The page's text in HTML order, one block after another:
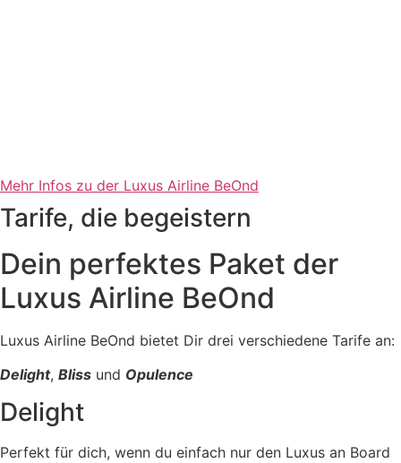
Mehr Infos zu der Luxus Airline BeOnd
Tarife, die begeistern
Dein perfektes Paket der
Luxus Airline BeOnd
Luxus Airline BeOnd bietet Dir drei verschiedene Tarife an:
Delight, Bliss und Opulence
Delight
Perfekt für dich, wenn du einfach nur den Luxus an Board